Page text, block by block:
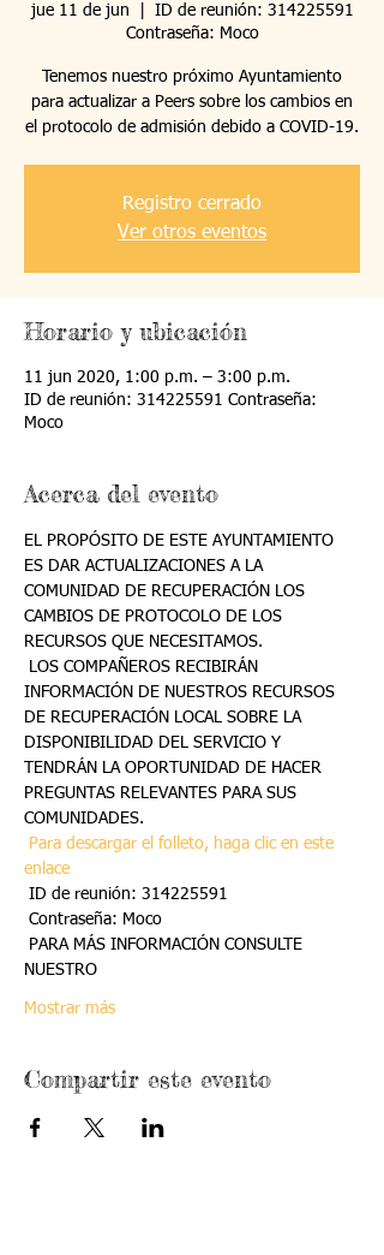
jue 11 de jun
ID de reunión: 314225591
Contraseña: Moco
Tenemos nuestro próximo Ayuntamiento
para actualizar a Peers sobre los cambios en
el protocolo de admisión debido a COVID-19.
Registro cerrado
Ver otros eventos
Horario y ubicación
11 jun 2020, 1:00 p.m. – 3:00 p.m.
ID de reunión: 314225591 Contraseña:
Moco
Acerca del evento
EL PROPÓSITO DE ESTE AYUNTAMIENTO
ES DAR ACTUALIZACIONES A LA
COMUNIDAD DE RECUPERACIÓN LOS
CAMBIOS DE PROTOCOLO DE LOS
RECURSOS QUE NECESITAMOS.
INFORMACIÓN DE NUESTROS RECURSOS
DE RECUPERACIÓN LOCAL SOBRE LA
DISPONIBILIDAD DEL SERVICIO Y
TENDRÁN LA OPORTUNIDAD DE HACER
PREGUNTAS RELEVANTES PARA SUS
COMUNIDADES.
Para descargar el folleto, haga clic en este
enlace
ID de reunión: 314225591
Contraseña: Moco
NUESTRO
Mostrar más
Compartir este evento